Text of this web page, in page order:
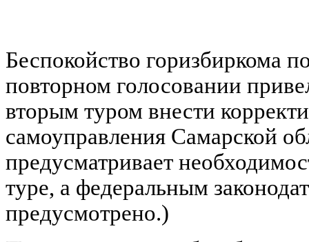
Беспокойство горизбиркома
повторном голосовании
вторым туром внести
самоуправления Самарской
предусматривает
туре, а федеральным
предусмотрено.)